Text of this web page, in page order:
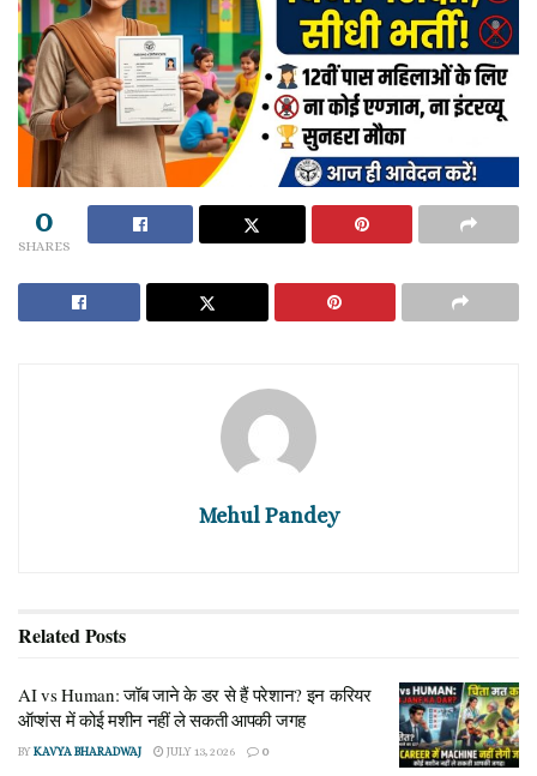
0
SHARES
Mehul Pandey
RelatedPosts
AI vs Human: जॉब जाने के डर से हैं परेशान? इन करियर
ऑप्शंस में कोई मशीन नहीं ले सकती आपकी जगह
BYKAVYA BHARADWAJ JULY 13, 2026 0